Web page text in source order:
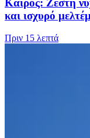
και ισχυρό
Πριν 15 λεπτά